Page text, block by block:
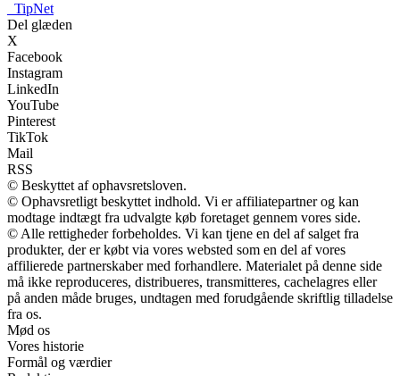
TipNet
Del glæden
X
Facebook
Instagram
LinkedIn
YouTube
Pinterest
TikTok
Mail
RSS
© Beskyttet af ophavsretsloven.
© Ophavsretligt beskyttet indhold. Vi er affiliatepartner og kan
modtage indtægt fra udvalgte køb foretaget gennem vores side.
© Alle rettigheder forbeholdes. Vi kan tjene en del af salget fra
produkter, der er købt via vores websted som en del af vores
affilierede partnerskaber med forhandlere. Materialet på denne side
må ikke reproduceres, distribueres, transmitteres, cachelagres eller
på anden måde bruges, undtagen med forudgående skriftlig tilladelse
fra os.
Mød os
Vores historie
Formål og værdier